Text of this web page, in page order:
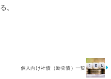
。
個人向け社債（新発債）一覧